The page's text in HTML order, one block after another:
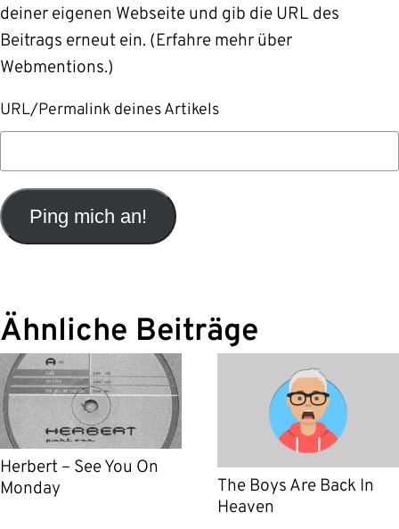
deiner eigenen Webseite und gib die URL des
Beitrags erneut ein. (Erfahre mehr über
Webmentions.)
URL/Permalink deines Artikels
Ähnliche Beiträge
Herbert – See You On
Monday
The Boys Are Back In
Heaven